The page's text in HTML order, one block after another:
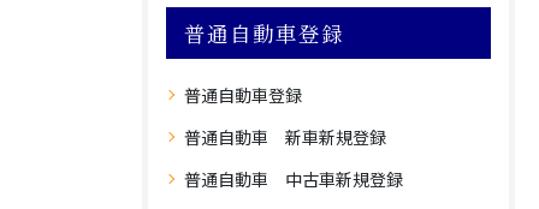
普通自動車登録
普通自動車登録
普通自動車 新車新規登録
普通自動車 中古車新規登録